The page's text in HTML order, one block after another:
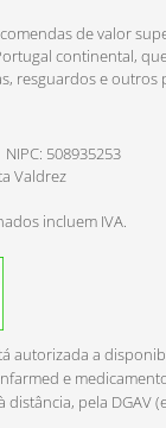
de valor
continental,
resguardos e outros
508935253
Valdrez
incluem IVA.
autorizada a
e
pela DGAV